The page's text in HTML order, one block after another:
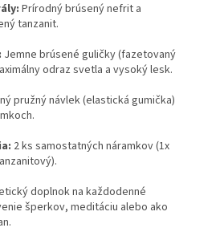
Prírodný brúsený nefrit a
tanzanit.
Jemne brúsené guličky (fazetovaný
odraz svetla a vysoký lesk.
pružný návlek (elastická gumička)
2 ks samostatných náramkov (1x
doplnok na každodenné
šperkov, meditáciu alebo ako